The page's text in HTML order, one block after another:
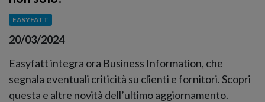
EASYFATT
20/03/2024
Easyfatt integra ora Business Information, che
segnala eventuali criticità su clienti e fornitori. Scopri
questa e altre novità dell’ultimo aggiornamento.